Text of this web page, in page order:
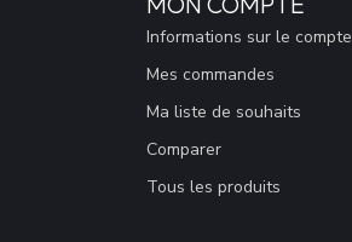
Informations sur le compte
Mes commandes
Ma liste de souhaits
Comparer
Tous les produits